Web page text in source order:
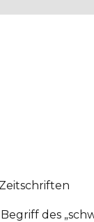
des